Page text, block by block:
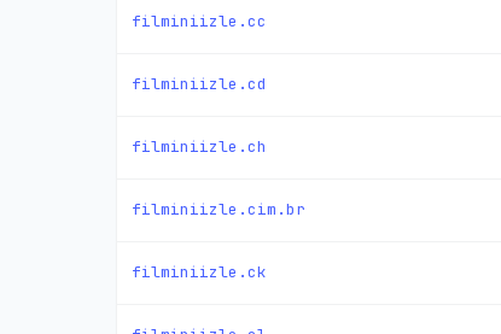
filminiizle.cc
filminiizle.cd
filminiizle.ch
filminiizle.cim.br
filminiizle.ck